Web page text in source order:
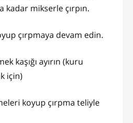
kadar mikserle çırpın.
çırpmaya devam edin.
kaşığı ayırın (kuru
için)
koyup çırpma teliyle